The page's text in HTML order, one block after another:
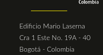
Edificio Mario Laserna
Cra 1 Este No. 19A - 40
Bogotá - Colombia